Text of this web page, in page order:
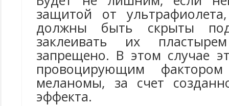
защитой от
должны быть скрыты
заклеивать их пластырем
запрещено. В этом случае
провоцирующим
меланомы, за счет
эффекта.